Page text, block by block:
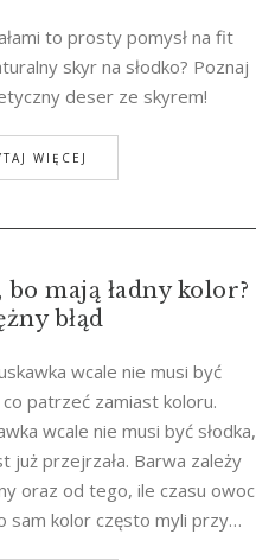
to prosty pomysł na fit
skyr na słodko? Poznaj
deser ze skyrem!
WIĘCEJ
mają ładny kolor?
błąd
wcale nie musi być
co patrzeć zamiast koloru.
wcale nie musi być słodka,
już przejrzała. Barwa zależy
oraz od tego, ile czasu owoc
sam kolor często myli przy…